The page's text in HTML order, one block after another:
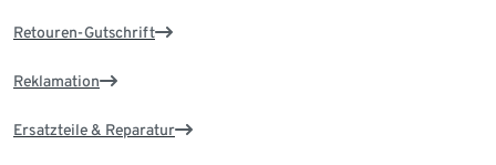
Retouren-Gutschrift
Reklamation
Ersatzteile & Reparatur